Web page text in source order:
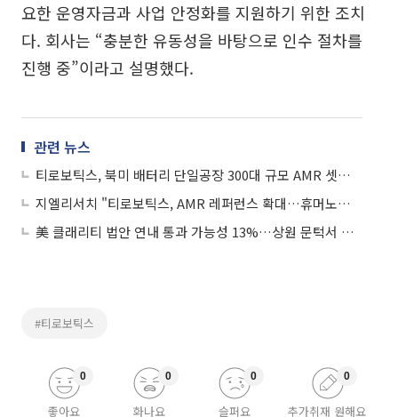
요한 운영자금과 사업 안정화를 지원하기 위한 조치
다. 회사는 “충분한 유동성을 바탕으로 인수 절차를
진행 중”이라고 설명했다.
관련 뉴스
티로보틱스, 북미 배터리 단일공장 300대 규모 AMR 셋업 완료...제조 자동화 혁신 가속
지엘리서치 "티로보틱스, AMR 레퍼런스 확대…휴머노이드까지 사업 확장"
美 클래리티 법안 연내 통과 가능성 13%…상원 문턱서 제동
#티로보틱스
좋아요
0
화나요
0
슬퍼요
0
추가취재 원해요
0